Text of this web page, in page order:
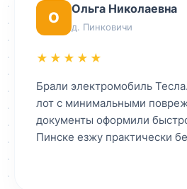
О
Ольга Николаевна
д. Пинковичи
★★★★★
Брали электромобиль
лот с минимальными
документы оформили
Пинске езжу практически